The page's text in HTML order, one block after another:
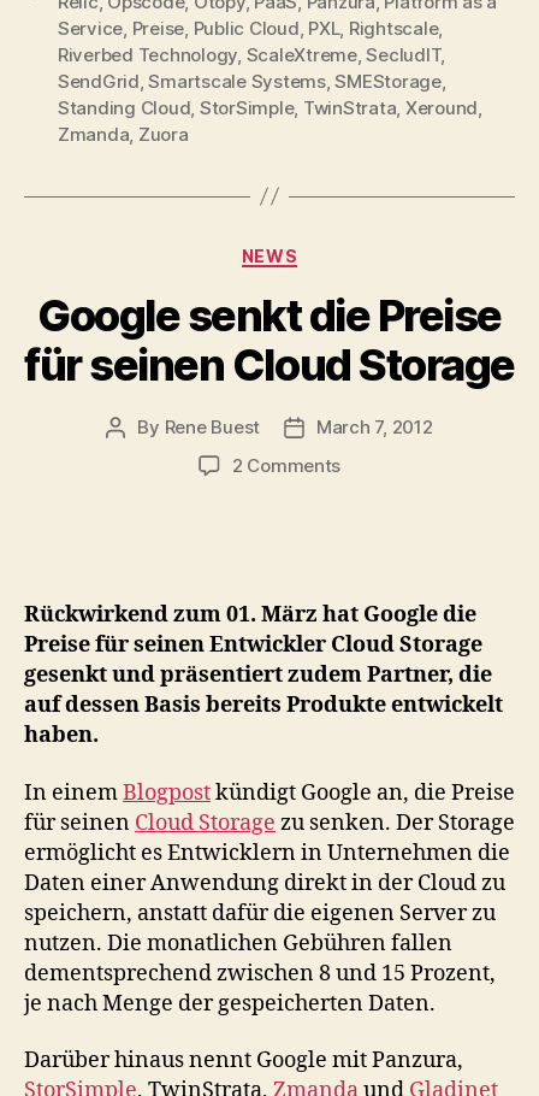
Service Preise Public Cloud PXL, Rightscale,
Riverbed Technology ScaleXtreme,SecludIT,
SendGrid ,Smartscale Systems,SMEStorage,
Standing Cloud StorSimple, TwinStrata Xeround
Zmanda Zuora
Categories
NEWS
Google senkt die Preise
für seinen Cloud Storage
Post
By Rene Buest
Post
date
March 7, 2012
2 Commentson
seinen
Cloud
Storage
Rückwirkend zum 01. März hat Google die
Preise für seinen Entwickler Cloud Storage
gesenkt und präsentiert zudem Partner, die
auf dessen Basis bereits Produkte entwickelt
haben.
In einemBlogpostkündigt Google an, die Preise
für seinen Cloud Storage zu senken. Der Storage
ermöglicht es Entwicklern in Unternehmen die
Daten einer Anwendung direkt in der Cloud zu
speichern, anstatt dafür die eigenen Server zu
nutzen. Die monatlichen Gebühren fallen
dementsprechend zwischen 8 und 15 Prozent,
je nach Menge der gespeicherten Daten.
Darüber hinaus nennt Google mit Panzura,